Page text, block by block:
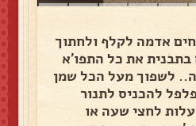
אדמה לקלף ולחתוך
בתבנית את כל התפו'א
לשפוך מעל הכל שמן
להכניס לתנור
ל200 מעלות לחצי שעה או